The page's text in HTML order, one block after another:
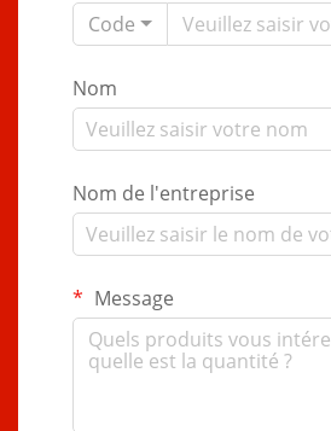
Code
Nom
Nom de l'entreprise
Message